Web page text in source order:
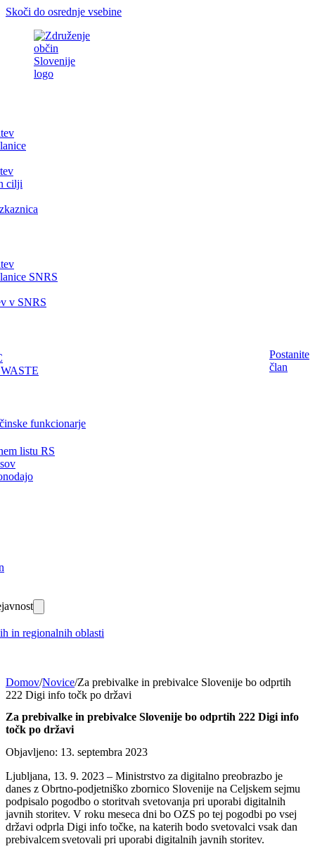
Skoči do osrednje vsebine
cilji
SNRS
v SNRS
funkcionarje
listu RS
in regionalnih oblasti
Postanite
član
Domov/Novice/Za prebivalke in prebivalce Slovenije bo odprtih
222 Digi info točk po državi
Za prebivalke in prebivalce Slovenije bo odprtih 222 Digi info
točk po državi
Objavljeno: 13. septembra 2023
Ljubljana, 13. 9. 2023 – Ministrstvo za digitalno preobrazbo je
danes z Obrtno-podjetniško zbornico Slovenije na Celjskem sejmu
podpisalo pogodbo o storitvah svetovanja pri uporabi digitalnih
javnih storitev. V roku meseca dni bo OZS po tej pogodbi po vsej
državi odprla Digi info točke, na katerih bodo svetovalci vsak dan
prebivalcem svetovali pri uporabi digitalnih javnih storitev.